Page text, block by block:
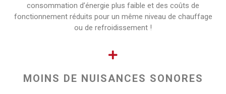
consommation d’énergie plus faible et des coûts de
fonctionnement réduits pour un même niveau de chauffage
ou de refroidissement !
MOINS DE NUISANCES SONORES